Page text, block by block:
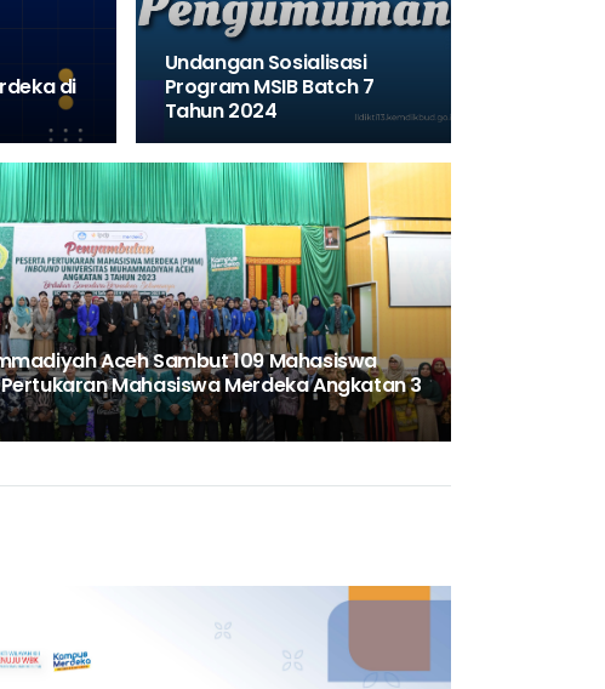
di
Undangan Sosialisasi
Program MSIB Batch 7
Tahun 2024
Aceh Sambut 109 Mahasiswa
Mahasiswa Merdeka Angkatan 3